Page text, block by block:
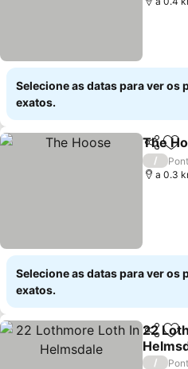
Selecione as datas para ver os
exatos.
The
/
a 0.3
Selecione as datas para ver os
exatos.
Partilhar
22
/